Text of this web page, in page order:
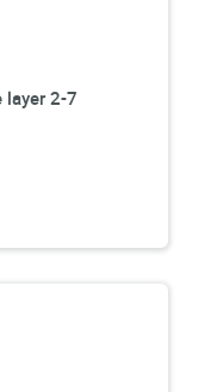
layer 2-7